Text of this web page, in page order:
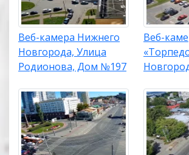
Веб-камера Нижнего
Новгорода, Улица
Родионова, Дом №197
Веб-